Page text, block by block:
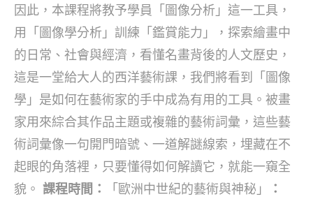
因此，本課程將教予學員「圖像分析」這一工具，
用「圖像學分析」訓練「鑑賞能力」，探索繪畫中
的日常、社會與經濟，看懂名畫背後的人文歷史，
這是一堂給大人的西洋藝術課，我們將看到「圖像
學」是如何在藝術家的手中成為有用的工具。被畫
家用來綜合其作品主題或複雜的藝術詞彙，這些藝
術詞彙像一句開門暗號、一道解謎線索，埋藏在不
起眼的角落裡，只要懂得如何解讀它，就能一窺全
貌。 課程時間： 「歐洲中世紀的藝術與神秘」
：